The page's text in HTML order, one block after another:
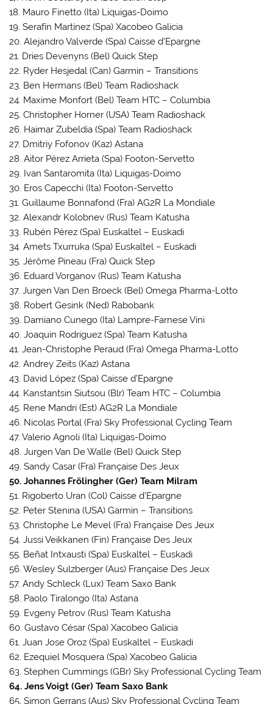
18. Mauro Finetto (Ita) Liquigas-Doimo
19. Serafín Martínez (Spa) Xacobeo Galicia
20. Alejandro Valverde (Spa) Caisse d’Epargne
21. Dries Devenyns (Bel) Quick Step
22. Ryder Hesjedal (Can) Garmin – Transitions
23. Ben Hermans (Bel) Team Radioshack
24. Maxime Monfort (Bel) Team HTC – Columbia
25. Christopher Horner (USA) Team Radioshack
26. Haimar Zubeldia (Spa) Team Radioshack
27. Dmitriy Fofonov (Kaz) Astana
28. Aitor Pérez Arrieta (Spa) Footon-Servetto
29. Ivan Santaromita (Ita) Liquigas-Doimo
30. Eros Capecchi (Ita) Footon-Servetto
31. Guillaume Bonnafond (Fra) AG2R La Mondiale
32. Alexandr Kolobnev (Rus) Team Katusha
33. Rubén Pérez (Spa) Euskaltel – Euskadi
34. Amets Txurruka (Spa) Euskaltel – Euskadi
35. Jérôme Pineau (Fra) Quick Step
36. Eduard Vorganov (Rus) Team Katusha
37. Jurgen Van Den Broeck (Bel) Omega Pharma-Lotto
38. Robert Gesink (Ned) Rabobank
39. Damiano Cunego (Ita) Lampre-Farnese Vini
40. Joaquin Rodriguez (Spa) Team Katusha
41. Jean-Christophe Peraud (Fra) Omega Pharma-Lotto
42. Andrey Zeits (Kaz) Astana
43. David López (Spa) Caisse d’Epargne
44. Kanstantsin Siutsou (Blr) Team HTC – Columbia
45. Rene Mandri (Est) AG2R La Mondiale
46. Nicolas Portal (Fra) Sky Professional Cycling Team
47. Valerio Agnoli (Ita) Liquigas-Doimo
48. Jurgen Van De Walle (Bel) Quick Step
49. Sandy Casar (Fra) Française Des Jeux
50. Johannes Frölingher (Ger) Team Milram
51. Rigoberto Uran (Col) Caisse d’Epargne
52. Peter Stenina (USA) Garmin – Transitions
53. Christophe Le Mevel (Fra) Française Des Jeux
54. Jussi Veikkanen (Fin) Française Des Jeux
55. Beñat Intxausti (Spa) Euskaltel – Euskadi
56. Wesley Sulzberger (Aus) Française Des Jeux
57. Andy Schleck (Lux) Team Saxo Bank
58. Paolo Tiralongo (Ita) Astana
59. Evgeny Petrov (Rus) Team Katusha
60. Gustavo César (Spa) Xacobeo Galicia
61. Juan Jose Oroz (Spa) Euskaltel – Euskadi
62. Ezequiel Mosquera (Spa) Xacobeo Galicia
63. Stephen Cummings (GBr) Sky Professional Cycling Team
64. Jens Voigt (Ger) Team Saxo Bank
65. Simon Gerrans (Aus) Sky Professional Cycling Team